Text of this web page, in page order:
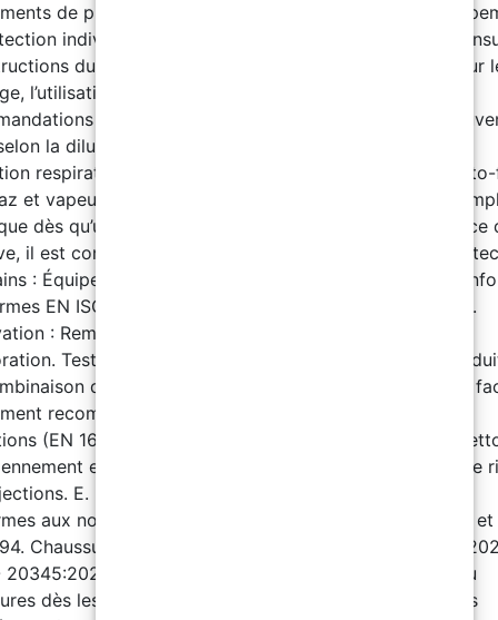
de protection individuelle (EPI) : Utiliser des
individuelle de base portant le marquage CE.
du fabricant pour des informations détaillées sur
l’utilisation et la catégorie de protection des EPI. Les
s’appliquent au produit pur. Les mesures
la dilution, l’utilisation ou le mode d’application. B.
respiratoire : Équipement recommandé : Masque
et vapeurs (EN 405:2002+A1:2010). Observation :
dès qu’une odeur ou un goût est détecté. En l’absence
il est conseillé d’utiliser un équipement isolant. C.
: Équipement recommandé : Gants de protection
EN ISO 21420:2020 et EN ISO 374-1:2016+A1:2018.
: Remplacer les gants dès les premiers signes de
Tester leur résistance avant utilisation, car le
de matériaux variés. D. Protection oculaire et
recommandé : Lunettes panoramiques contre les
(EN 166:2002, EN ISO 4007:2018). Observation :
et désinfecter régulièrement. Utiliser en cas de
E. Protection du corps : Vêtements de travail :
aux normes EN ISO 6529:2013, EN ISO 13688:2013 et
Chaussures antidérapantes : Normes EN ISO
20345:2022. Observation : Remplacer les vêtements ou
dès les premiers signes de détérioration. F. Mesures